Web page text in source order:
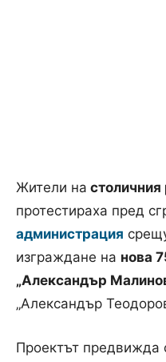
Жители на столичния
протестираха пред
администрация
изграждане на нова
„Александър
„Александър
Проектът предвижда